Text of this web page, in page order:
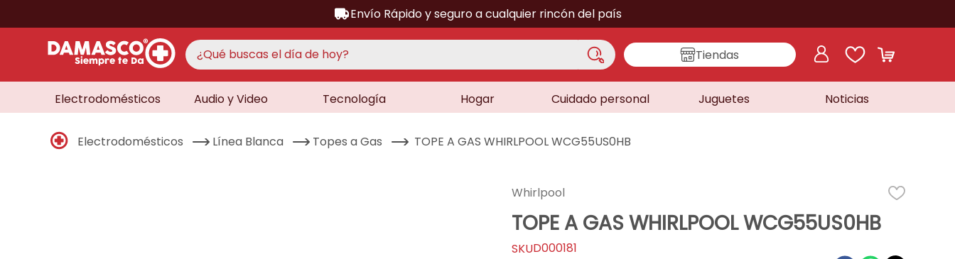
Envío Rápido y seguro a cualquier rincón del país
¿Qué buscas el día de hoy?
Tiendas
Electrodomésticos Audio y Video Tecnología Hogar Cuidado personal Juguetes Noticias
Electrodomésticos Línea Blanca Topes a Gas TOPE A GAS WHIRLPOOL WCG55US0HB
Whirlpool
TOPE A GAS WHIRLPOOL WCG55US0HB
D000181
TÉRMINOS MÁS BUSCADOS
2. nevera